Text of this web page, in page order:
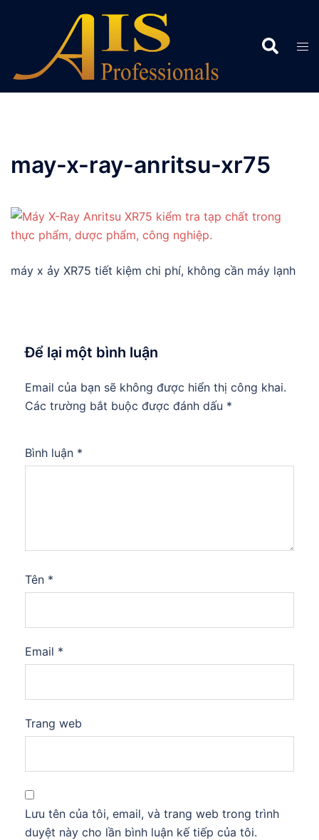
Search
may-x-ray-anritsu-xr75
máy x ảy XR75 tiết kiệm chi phí, không cần máy lạnh
Để lại một bình luận
Email của bạn sẽ không được hiển thị công khai.
Các trường bắt buộc được đánh dấu *
Bình luận *
Tên *
Email *
Trang web
Lưu tên của tôi, email, và trang web trong trình
duyệt này cho lần bình luận kế tiếp của tôi.